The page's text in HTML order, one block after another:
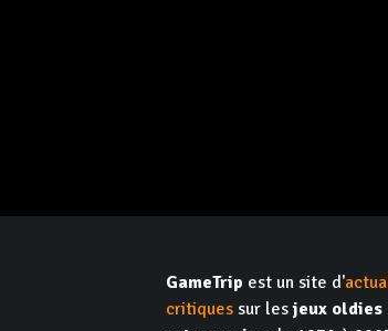
GameTrip est un site d'
critiques sur lesjeux oldies